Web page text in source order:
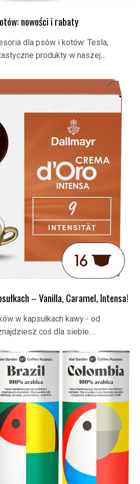
nowości i rabaty
dla psów i kotów: Tesla,
produkty w naszej…
– Vanilla, Caramel, Intensa!
w kapsułkach kawy - od
coś dla siebie.…